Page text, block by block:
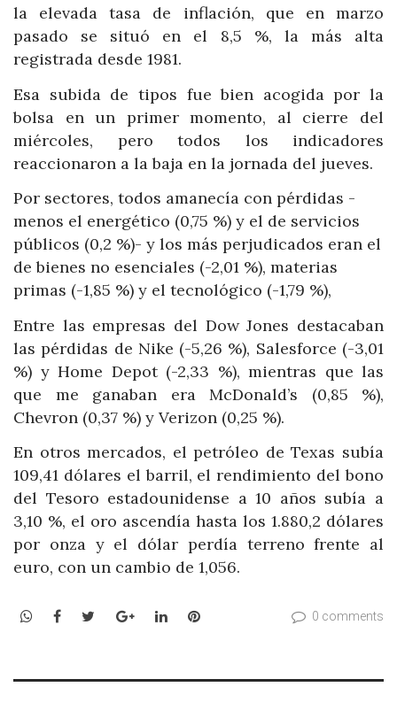
la elevada tasa de inflación, que en marzo
pasado se situó en el 8,5 %, la más alta
registrada desde 1981.
Esa subida de tipos fue bien acogida por la
bolsa en un primer momento, al cierre del
miércoles, pero todos los indicadores
reaccionaron a la baja en la jornada del jueves.
Por sectores, todos amanecía con pérdidas -
menos el energético (0,75 %) y el de servicios
públicos (0,2 %)- y los más perjudicados eran el
de bienes no esenciales (-2,01 %), materias
primas (-1,85 %) y el tecnológico (-1,79 %),
Entre las empresas del Dow Jones destacaban
las pérdidas de Nike (-5,26 %), Salesforce (-3,01
%) y Home Depot (-2,33 %), mientras que las
que me ganaban era McDonald’s (0,85 %),
Chevron (0,37 %) y Verizon (0,25 %).
En otros mercados, el petróleo de Texas subía
109,41 dólares el barril, el rendimiento del bono
del Tesoro estadounidense a 10 años subía a
3,10 %, el oro ascendía hasta los 1.880,2 dólares
por onza y el dólar perdía terreno frente al
euro, con un cambio de 1,056.
WhatsApp
Facebook
TwitterGoogle+LinkedInPinterest 0 comments